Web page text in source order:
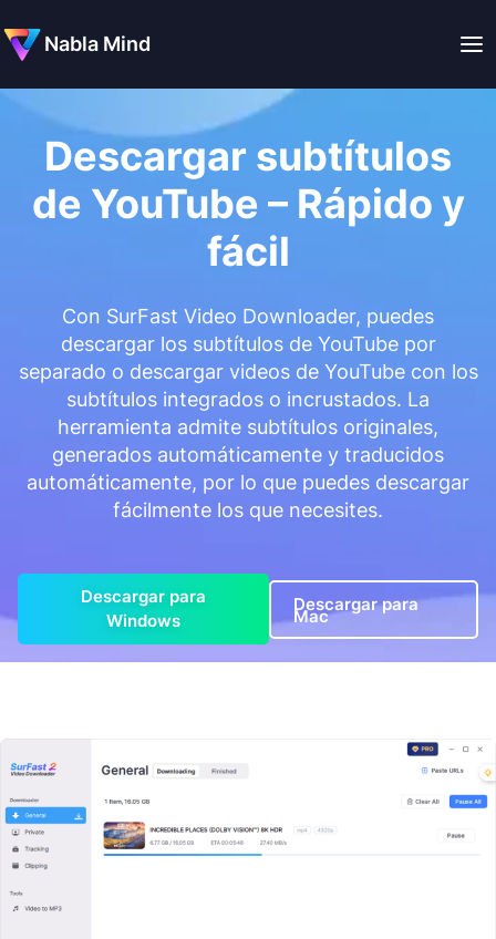
Nabla Mind
Descargar subtítulos
de YouTube – Rápido y
fácil
Con SurFast Video Downloader, puedes
descargar los subtítulos de YouTube por
separado o descargar videos de YouTube con los
subtítulos integrados o incrustados. La
herramienta admite subtítulos originales,
generados automáticamente y traducidos
automáticamente, por lo que puedes descargar
fácilmente los que necesites.
Descargar para
Windows
Descargar para
Mac